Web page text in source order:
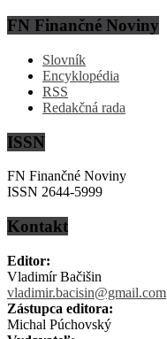
FN Finančné Noviny
Slovník
Encyklopédia
RSS
Redakčná rada
ISSN
FN Finančné Noviny
ISSN 2644-5999
Kontakt
Editor:
Vladimír Bačišin
vladimir.bacisin@gmail.com
Zástupca editora:
Michal Púchovský